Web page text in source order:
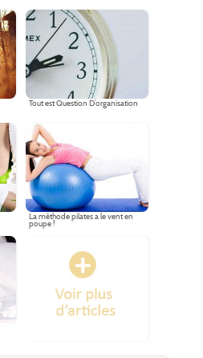
Tout est Question D’organisation
La méthode pilates a le vent en
poupe !